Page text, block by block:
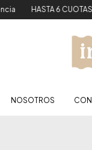
HASTA 6 CUOTAS SIN
NOSOTROS